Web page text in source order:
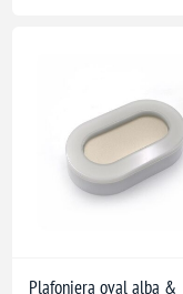
Plafoniera oval alba &